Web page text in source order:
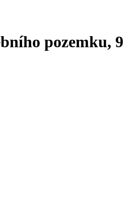
pozemku, 9